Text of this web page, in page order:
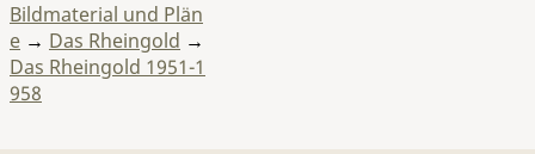
Bildmaterial und Plän
e → Das Rheingold →
Das Rheingold 1951-1
958